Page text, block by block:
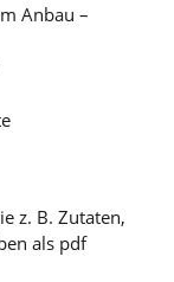
Anbau –
z. B. Zutaten,
als pdf